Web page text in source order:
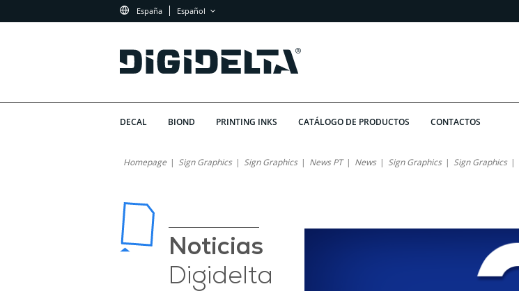
España Español
DECAL BIOND PRINTING INKS CATÁLOGO DE PRODUCTOS CONTACTOS
Homepage Sign Graphics Sign Graphics News PT News Sign Graphics Sign Graphics
Noticias
Digidelta